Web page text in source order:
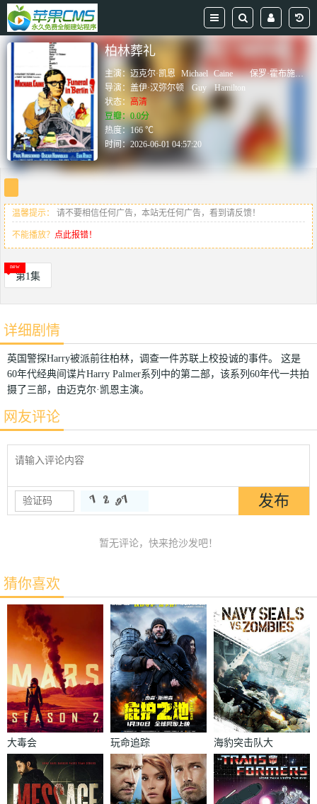
柏林葬礼
主演：迈克尔·凯恩 Michael Caine
保罗·霍布施米特
导演： 盖伊·汉弥尔顿 Guy
Hamilton
状态： 高清
豆瓣：0.0分
热度：166 ℃
时间：2026-06-01 04:57:20
温馨提示： 请不要相信任何广告，本站无任何广告，看到请反馈！
不能播放？ 点此报错！
第1集
详细剧情
英国警探Harry被派前往柏林，调查一件苏联上校投诚的事件。 这是
60年代经典间谍片Harry Palmer系列中的第二部，该系列60年代一共拍
摄了三部，由迈克尔·凯恩主演。
网友评论
暂无评论，快来抢沙发吧！
猜你喜欢
大毒会 玩命追踪
海豹突击队大
战僵尸